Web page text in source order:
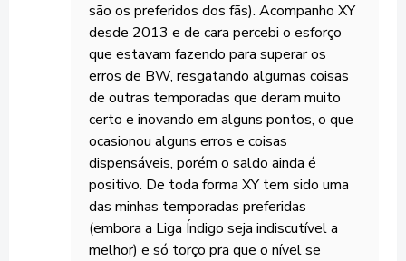
são os preferidos dos fãs). Acompanho XY
desde 2013 e de cara percebi o esforço
que estavam fazendo para superar os
erros de BW, resgatando algumas coisas
de outras temporadas que deram muito
certo e inovando em alguns pontos, o que
ocasionou alguns erros e coisas
dispensáveis, porém o saldo ainda é
positivo. De toda forma XY tem sido uma
das minhas temporadas preferidas
(embora a Liga Índigo seja indiscutível a
melhor) e só torço pra que o nível se